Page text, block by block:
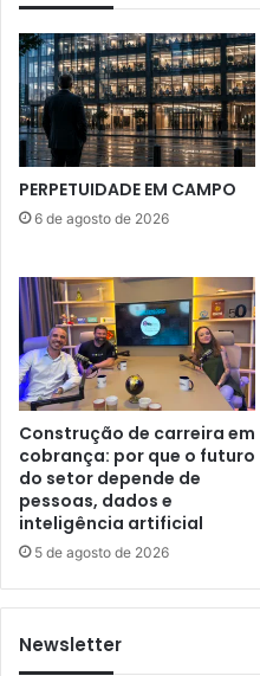
PERPETUIDADE EM CAMPO
6 de agosto de 2026
Construção de carreira em
cobrança: por que o futuro
do setor depende de
pessoas, dados e
inteligência artificial
5 de agosto de 2026
Newsletter